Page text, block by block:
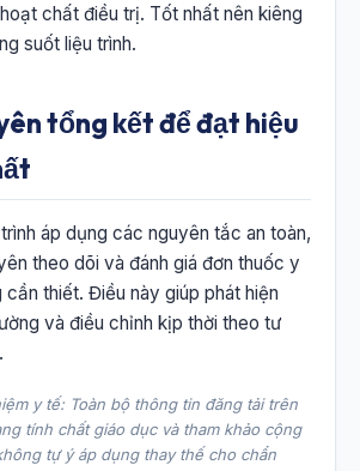
chất điều trị. Tốt nhất nên kiêng
suốt liệu trình.
tổng kết để đạt hiệu
áp dụng các nguyên tắc an toàn,
theo dõi và đánh giá đơn thuốc y
cần thiết. Điều này giúp phát hiện
và điều chỉnh kịp thời theo tư
y tế: Toàn bộ thông tin đăng tải trên
tính chất giáo dục và tham khảo cộng
tự ý áp dụng thay thế cho chẩn